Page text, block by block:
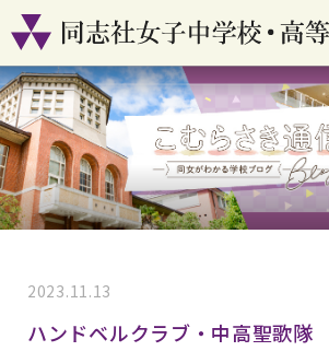
学校案内
コース紹介
学校生活
入試情報
資料請求
2023.11.13
ハンドベルクラブ・中高聖歌